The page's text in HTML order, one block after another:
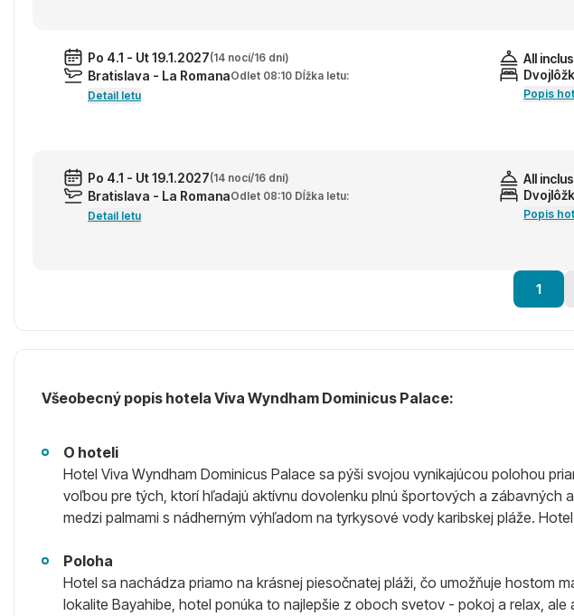
Po 4.1 - Ut 19.1.2027(14 nocí/16 dní)
Bratislava - La RomanaOdlet 08:10 Dĺžka letu:
Detail letu
All
Popis
Po 4.1 - Ut 19.1.2027(14 nocí/16 dní)
Bratislava - La RomanaOdlet 08:10 Dĺžka letu:
Detail letu
All
Popis
1
Všeobecný popis hotela Viva Wyndham Dominicus Palace:
O hoteli
Hotel Viva Wyndham Dominicus Palace sa pýši svojou vynikajúcou polohou
voľbou pre tých, ktorí hľadajú aktívnu dovolenku plnú športových a
medzi palmami s nádherným výhľadom na tyrkysové vody karibskej pláže.
Poloha
Hotel sa nachádza priamo na krásnej piesočnatej pláži, čo umožňuje hostom
lokalite Bayahibe, hotel ponúka to najlepšie z oboch svetov - pokoj a relax,